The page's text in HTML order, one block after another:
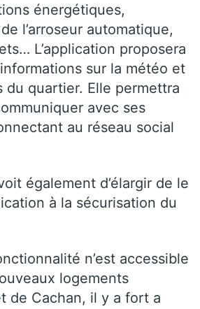
énergétiques,
l’arroseur automatique,
L’application proposera
sur la météo et
du quartier. Elle permettra
avec ses
au réseau social
également d’élargir de le
à la sécurisation du
n’est accessible
logements
de Cachan, il y a fort a